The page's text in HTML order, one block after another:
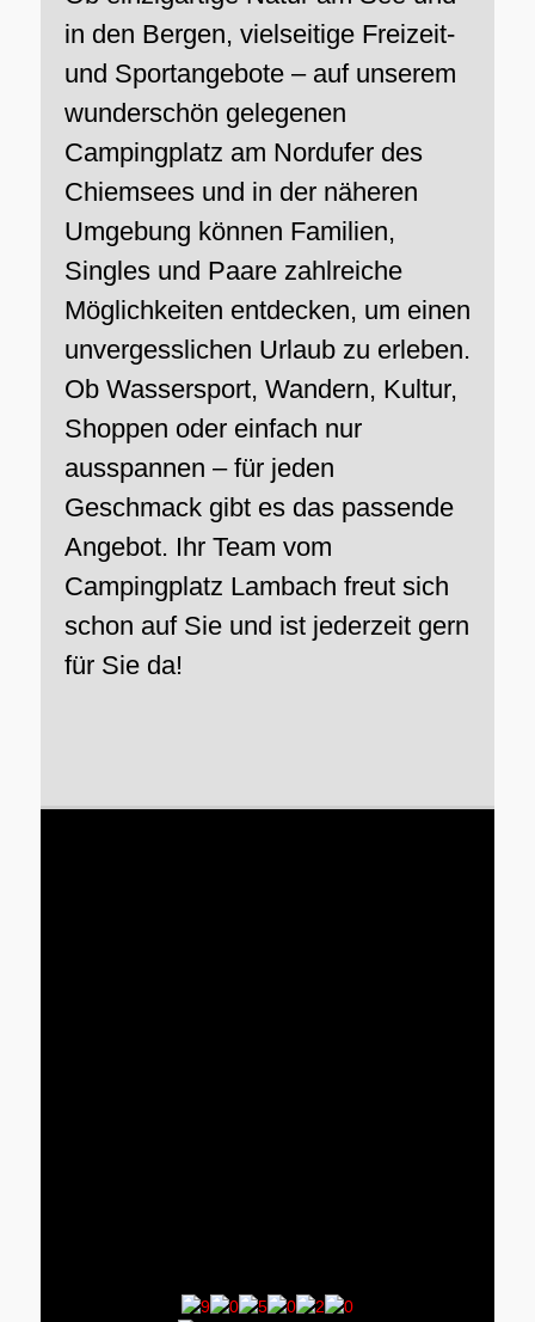
in den Bergen, vielseitige Freizeit-
und Sportangebote – auf unserem
wunderschön gelegenen
Campingplatz am Nordufer des
Chiemsees und in der näheren
Umgebung können Familien,
Singles und Paare zahlreiche
Möglichkeiten entdecken, um einen
unvergesslichen Urlaub zu erleben.
Ob Wassersport, Wandern, Kultur,
Shoppen oder einfach nur
ausspannen – für jeden
Geschmack gibt es das passende
Angebot. Ihr Team vom
Campingplatz Lambach freut sich
schon auf Sie und ist jederzeit gern
für Sie da!